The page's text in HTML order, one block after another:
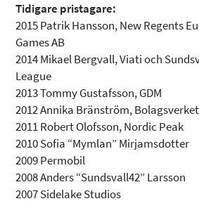
Tidigare pristagare:
2015 Patrik Hansson, New Regents
Games AB
2014 Mikael Bergvall, Viati och
League
2013 Tommy Gustafsson, GDM
2012 Annika Bränström, Bolagsverket
2011 Robert Olofsson, Nordic Peak
2010 Sofia “Mymlan” Mirjamsdotter
2009 Permobil
2008 Anders “Sundsvall42” Larsson
2007 Sidelake Studios